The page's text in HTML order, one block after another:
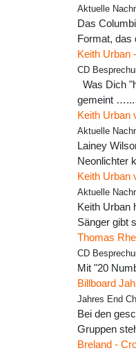
Aktuelle
Das
Format,
Keith Urban
CD
Was Dich
gemeint …...
Keith Urban
Aktuelle
Lainey
Neonlichter
Keith Urban
Aktuelle
Keith Urban
Sänger gibt
Thomas
CD
Mit "20
Billboard
Jahres End
Bei den
Gruppen
Breland -